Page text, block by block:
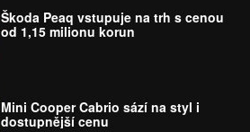
Škoda Peaq vstupuje na trh s cenou
od 1,15 milionu korun
Mini Cooper Cabrio sází na styl i
dostupnější cenu